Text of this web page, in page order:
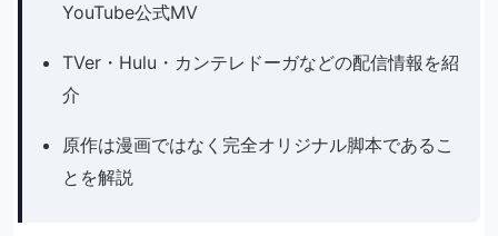
YouTube公式MV
TVer・Hulu・カンテレドーガなどの配信情報を紹
介
原作は漫画ではなく完全オリジナル脚本であるこ
とを解説